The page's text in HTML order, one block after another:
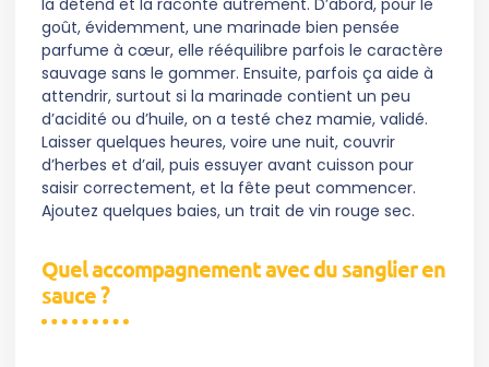
la détend et la raconte autrement. D’abord, pour le
goût, évidemment, une marinade bien pensée
parfume à cœur, elle rééquilibre parfois le caractère
sauvage sans le gommer. Ensuite, parfois ça aide à
attendrir, surtout si la marinade contient un peu
d’acidité ou d’huile, on a testé chez mamie, validé.
Laisser quelques heures, voire une nuit, couvrir
d’herbes et d’ail, puis essuyer avant cuisson pour
saisir correctement, et la fête peut commencer.
Ajoutez quelques baies, un trait de vin rouge sec.
Quel accompagnement avec du sanglier en
sauce ?